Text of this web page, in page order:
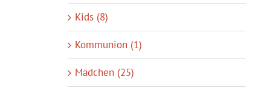
Kids (8)
Kommunion (1)
Mädchen (25)